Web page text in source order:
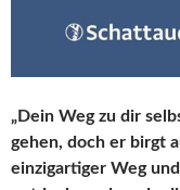
„Dein Weg zu dir
gehen, doch er birgt
einzigartiger Weg